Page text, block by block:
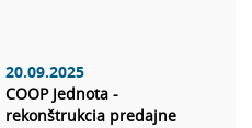
20.09.2025
COOP Jednota -
rekonštrukcia predajne